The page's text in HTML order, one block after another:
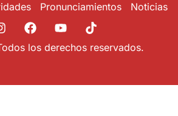
Pronunciamientos Noticias
los derechos reservados.